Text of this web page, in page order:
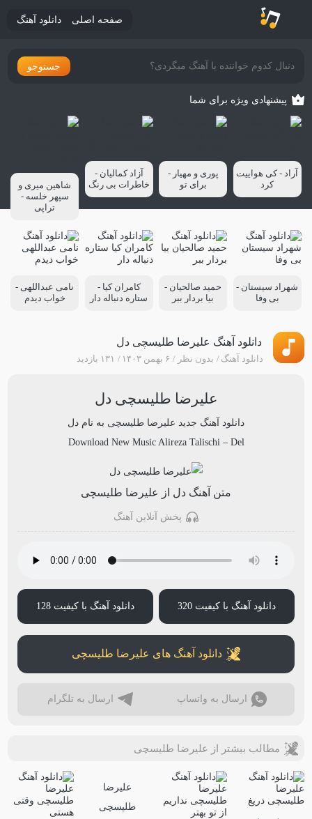
صفحه اصلی دانلود آهنگ
جستوجو
پیشنهادی ویژه برای شما
آراد - کی هواییت
کرد
پوری و مهیار -
برای تو
آزاد کمالیان -
خاطرات بی رنگ
شاهین میری و
سپهر خلسه -
تراپی
شهراد سیستان -
بی وفا
حمید صالحیان -
بیا بردار ببر
کامران کیا -
ستاره دنباله دار
نامی عبداللهی -
خواب دیدم
دانلود آهنگ علیرضا طلیسچی دل
دانلود آهنگ بدون نظر ۶ بهمن ۱۴۰۳ ۱۳۱ بازدید
علیرضا طلیسچی دل
دانلود آهنگ جدید علیرضا طلیسچی به نام دل
Download New Music Alireza Talischi – Del
متن آهنگ دل از علیرضا طلیسچی
پخش آنلاین آهنگ
دانلود آهنگ با کیفیت 320 دانلود آهنگ با کیفیت 128
دانلود آهنگ های علیرضا طلیسچی
ارسال به واتساپ ارسال به تلگرام
مطالب بیشتر از علیرضا طلیسچی
علیرضا
طلیسچی